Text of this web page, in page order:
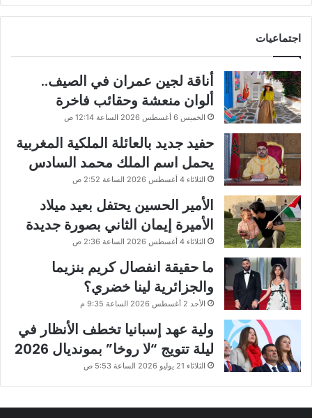
اجتماعيات
أناقة لجين عمران في الصيف..
ألوان منعشة وحقائب فاخرة
الخميس 6 أغسطس 2026 الساعة 12:14 ص
حفيد جديد بالعائلة الملكية المغربية
يحمل اسم الملك محمد السادس
الثلاثاء 4 أغسطس 2026 الساعة 2:52 ص
الأمير الحسين يحتفل بعيد ميلاد
الأميرة إيمان الثاني بصورة جديدة
الثلاثاء 4 أغسطس 2026 الساعة 2:36 ص
ما حقيقة انفصال كريم بنزيما
والجزائرية لينا خضري؟
الأحد 2 أغسطس 2026 الساعة 9:35 م
ولية عهد إسبانيا تخطف الأنظار في
ليلة تتويج “لا روخا” بمونديال 2026
الثلاثاء 21 يوليو 2026 الساعة 5:53 ص